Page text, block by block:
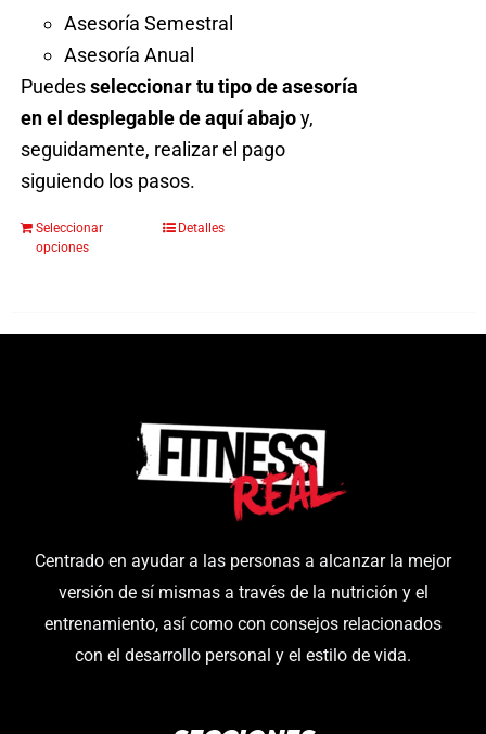
Asesoría Semestral
Asesoría Anual
Puedesseleccionar tu tipo de asesoría
en el desplegable de aquí abajoy,
seguidamente, realizar el pago
siguiendo los pasos.
Seleccionar
opciones
Este
opciones
se
pueden
en
la
página
de
Detalles
Centrado en ayudar a las personas a alcanzar la mejor
versión de sí mismas a través de la nutrición y el
entrenamiento, así como con consejos relacionados
con el desarrollo personal y el estilo de vida.